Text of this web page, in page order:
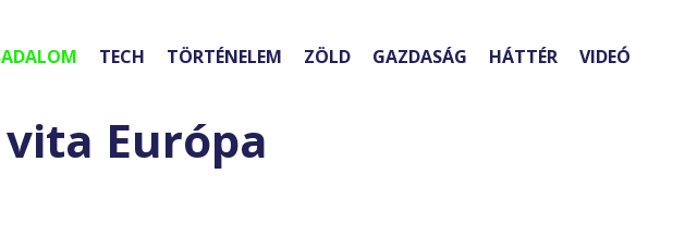
TECH TÖRTÉNELEM ZÖLD GAZDASÁG HÁTTÉR VIDEÓ
Európa